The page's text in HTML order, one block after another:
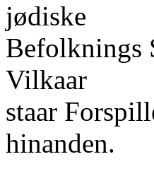
jødiske
Befolknings
Vilkaar
staar
hinanden.